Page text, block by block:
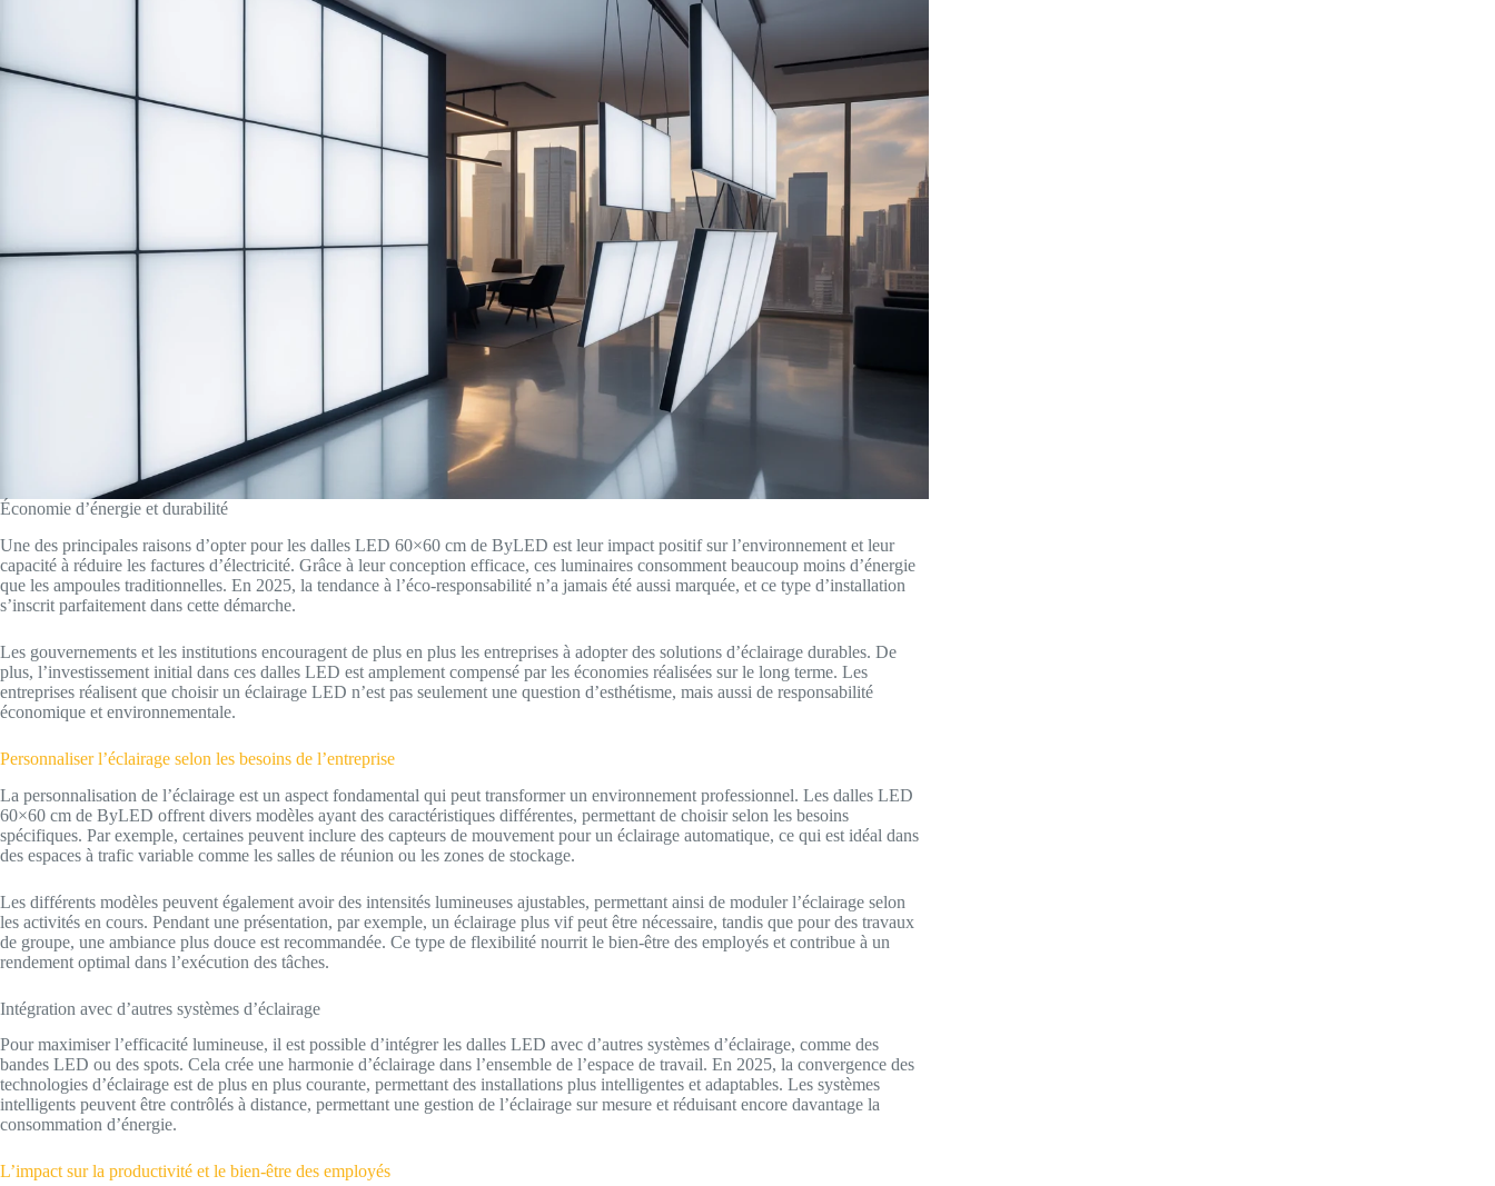
Économie d’énergie et durabilité
Une des principales raisons d’opter pour les dalles LED 60×60 cm de ByLED est leur impact positif sur l’environnement et leur
capacité à réduire les factures d’électricité. Grâce à leur conception efficace, ces luminaires consomment beaucoup moins d’énergie
que les ampoules traditionnelles. En 2025, la tendance à l’éco-responsabilité n’a jamais été aussi marquée, et ce type d’installation
s’inscrit parfaitement dans cette démarche.
Les gouvernements et les institutions encouragent de plus en plus les entreprises à adopter des solutions d’éclairage durables. De
plus, l’investissement initial dans ces dalles LED est amplement compensé par les économies réalisées sur le long terme. Les
entreprises réalisent que choisir un éclairage LED n’est pas seulement une question d’esthétisme, mais aussi de responsabilité
économique et environnementale.
Personnaliser l’éclairage selon les besoins de l’entreprise
La personnalisation de l’éclairage est un aspect fondamental qui peut transformer un environnement professionnel. Les dalles LED
60×60 cm de ByLED offrent divers modèles ayant des caractéristiques différentes, permettant de choisir selon les besoins
spécifiques. Par exemple, certaines peuvent inclure des capteurs de mouvement pour un éclairage automatique, ce qui est idéal dans
des espaces à trafic variable comme les salles de réunion ou les zones de stockage.
Les différents modèles peuvent également avoir des intensités lumineuses ajustables, permettant ainsi de moduler l’éclairage selon
les activités en cours. Pendant une présentation, par exemple, un éclairage plus vif peut être nécessaire, tandis que pour des travaux
de groupe, une ambiance plus douce est recommandée. Ce type de flexibilité nourrit le bien-être des employés et contribue à un
rendement optimal dans l’exécution des tâches.
Intégration avec d’autres systèmes d’éclairage
Pour maximiser l’efficacité lumineuse, il est possible d’intégrer les dalles LED avec d’autres systèmes d’éclairage, comme des
bandes LED ou des spots. Cela crée une harmonie d’éclairage dans l’ensemble de l’espace de travail. En 2025, la convergence des
technologies d’éclairage est de plus en plus courante, permettant des installations plus intelligentes et adaptables. Les systèmes
intelligents peuvent être contrôlés à distance, permettant une gestion de l’éclairage sur mesure et réduisant encore davantage la
consommation d’énergie.
L’impact sur la productivité et le bien-être des employés